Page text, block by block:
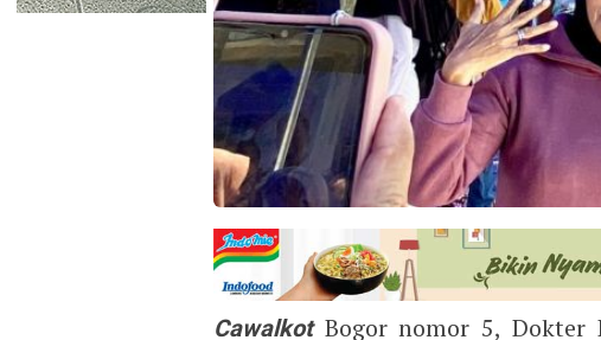
CawalkotBogor nomor 5, Dokter